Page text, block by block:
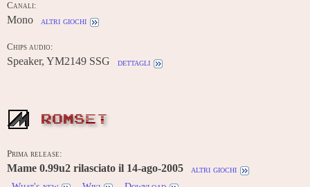
Canali:
Mono altri giochi
Chips audio:
Speaker, YM2149 SSG dettagli
ROMSET
Prima release:
Mame 0.99u2 rilasciato il 14-ago-2005
altri giochi